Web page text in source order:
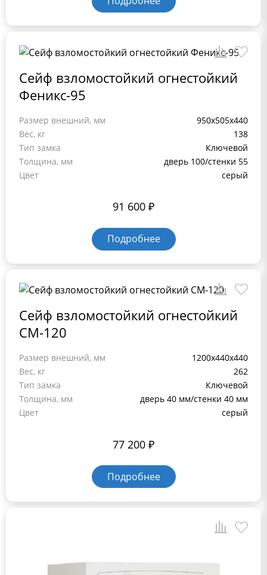
Сейф взломостойкий огнестойкий
Феникс-95
Размер внешний, мм
950х505х440
Вес, кг
138
Тип замка
Ключевой
Толщина, мм
дверь 100/стенки 55
Цвет
серый
91 600 ₽
Подробнее
Сейф взломостойкий огнестойкий
СМ-120
Размер внешний, мм
1200x440x440
Вес, кг
262
Тип замка
Ключевой
Толщина, мм
дверь 40 мм/стенки 40 мм
Цвет
серый
77 200 ₽
Подробнее